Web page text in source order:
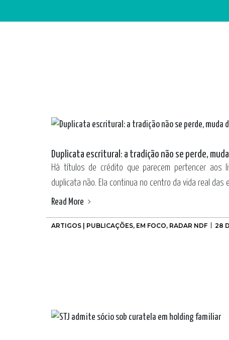
Duplicata escritural: a tradição não se perde,
Há títulos de crédito que parecem pertencer aos
duplicata não. Ela continua no centro da vida real das
Read More
ARTIGOS | PUBLICAÇÕES, EM FOCO, RADAR NDF 28